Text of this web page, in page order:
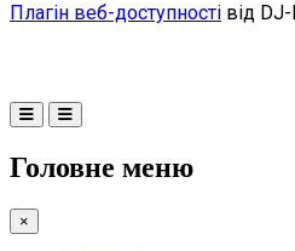
Плагін веб-доступності від
Головне меню
×